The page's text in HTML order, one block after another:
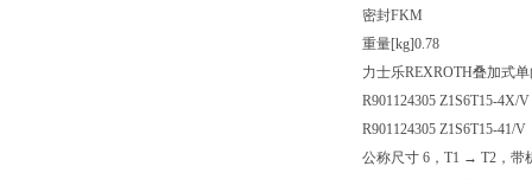
密封FKM
重量[kg]0.78
力士乐REXROTH叠加式
R901124305 Z1S6T15-4X/V
R901124305 Z1S6T15-41/V
公称尺寸 6，T1 → T2，带